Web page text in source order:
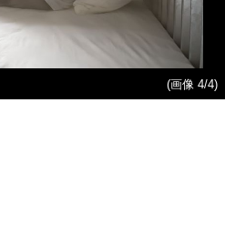
(画像 4/4)